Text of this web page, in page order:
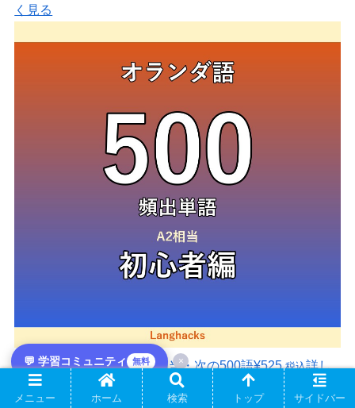
く見る
頻出500単語 初心者編A2相当・次の500語¥525税込詳し
く見る
💬 学習コミュニティ 無料 ×
メニュー ホーム 検索 トップ サイドバー